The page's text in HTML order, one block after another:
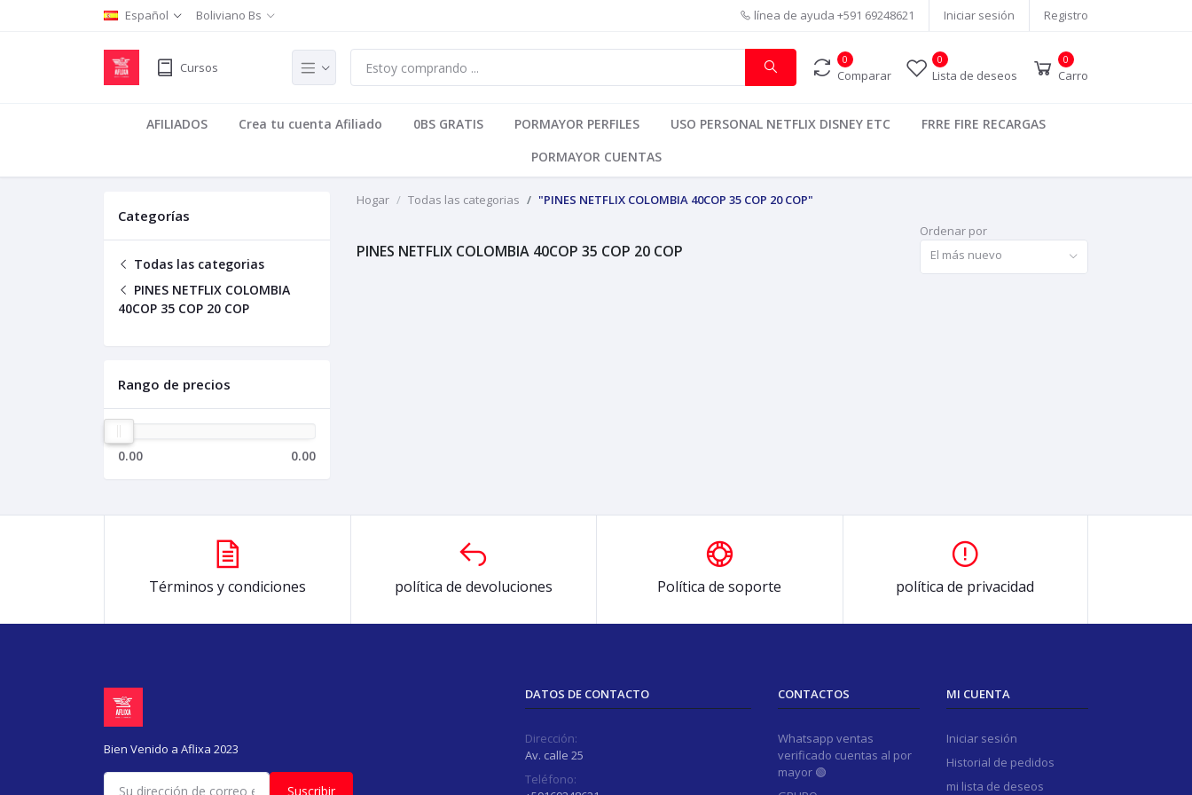
Español Boliviano Bs línea de ayuda +591 69248621 Iniciar sesión Registro
Cursos 0
Comparar
0
Lista de deseos
0
Carro
AFILIADOS Crea tu cuenta Afiliado 0BS GRATIS PORMAYOR PERFILES USO PERSONAL NETFLIX DISNEY ETC
FRRE FIRE RECARGAS
PORMAYOR CUENTAS
Categorías
Todas las categorias
PINES NETFLIX COLOMBIA
40COP 35 COP 20 COP
Rango de precios
0.00 0.00
Hogar Todas las categorias "PINES NETFLIX COLOMBIA 40COP 35 COP 20 COP"
PINES NETFLIX COLOMBIA 40COP 35 COP 20 COP
Ordenar por
El más nuevo
Términos y condiciones política de devoluciones Política de soporte política de privacidad
Bien Venido a Aflixa 2023
Suscribir
DATOS DE CONTACTO
Dirección:
Av. calle 25
Teléfono:
CONTACTOS
Whatsapp ventas
verificado cuentas al por
mayor 🟢
MI CUENTA
Iniciar sesión
Historial de pedidos
mi lista de deseos